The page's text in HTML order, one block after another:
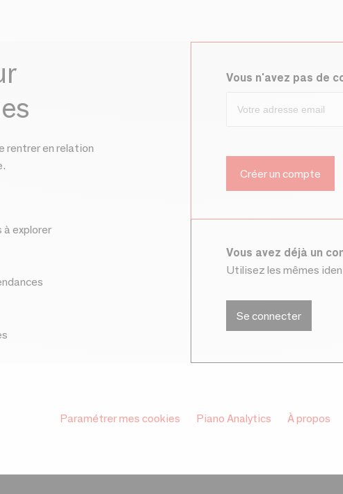
rentrer en relation
à explorer
Vous n'avez pas de
Vous avez déjà un
Utilisez les mêmes
Se connecter
Paramétrer mes cookies Piano Analytics À propos